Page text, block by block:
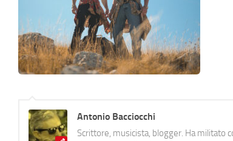
Antonio Bacciocchi
Scrittore, musicista, blogger. Ha militato